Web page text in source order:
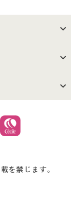
を禁じます。